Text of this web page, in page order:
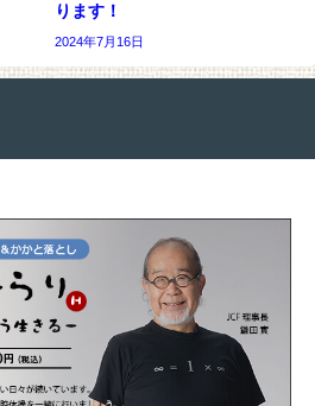
ります！
2024年7月16日